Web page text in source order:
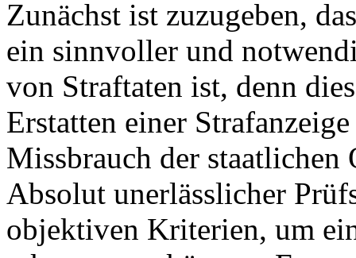
Zunächst ist zuzugeben,
ein sinnvoller und
von Straftaten ist, denn
Erstatten einer
Missbrauch der
Absolut unerlässlicher
objektiven Kriterien, um